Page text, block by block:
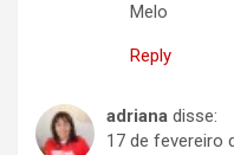
Melo
Reply
adriana disse:
17 de fevereiro